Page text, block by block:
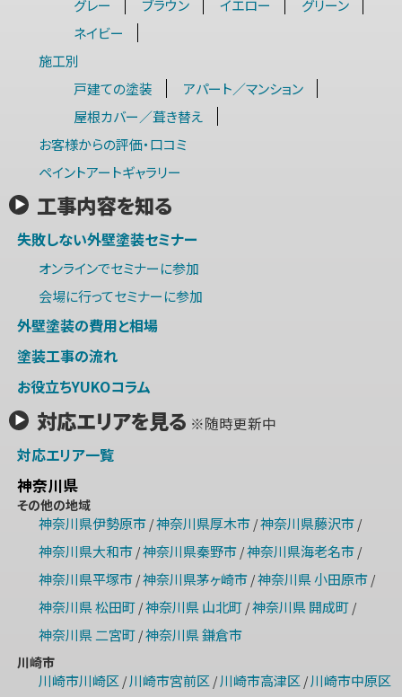
グレー
ブラウン イエロー
グリーン
ネイビー
施工別
戸建ての塗装
アパート／マンション
屋根カバー／葺き替え
お客様からの評価・口コミ
ペイントアートギャラリー
工事内容を知る
失敗しない外壁塗装セミナー
オンラインでセミナーに参加
会場に行ってセミナーに参加
外壁塗装の費用と相場
塗装工事の流れ
お役立ちYUKOコラム
対応エリアを見る ※随時更新中
対応エリア一覧
神奈川県
その他の地域
神奈川県伊勢原市/神奈川県厚木市/神奈川県藤沢市/
神奈川県大和市/神奈川県秦野市/神奈川県海老名市/
神奈川県平塚市/神奈川県茅ヶ崎市/神奈川県 小田原市/
神奈川県 松田町/神奈川県 山北町/神奈川県 開成町/
神奈川県 二宮町/神奈川県 鎌倉市
川崎市
川崎市川崎区/ 川崎市宮前区/ 川崎市高津区/ 川崎市中原区